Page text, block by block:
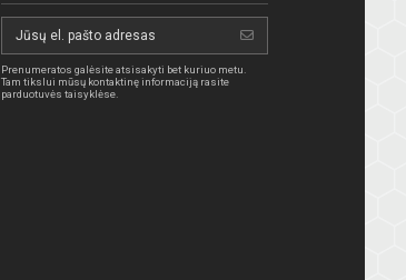
Prenumeratos galėsite atsisakyti bet kuriuo metu.
Tam tikslui mūsų kontaktinę informaciją rasite
parduotuvės taisyklėse.